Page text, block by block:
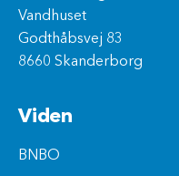
Vandhuset
Godthåbsvej 83
8660 Skanderborg
Viden
BNBO